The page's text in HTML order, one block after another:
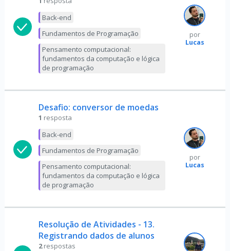
Back-end
Fundamentos de Programação
Pensamento computacional:
fundamentos da computação e lógica
de programação
por
Lucas
Desafio: conversor de moedas
1 resposta
Back-end
Fundamentos de Programação
Pensamento computacional:
fundamentos da computação e lógica
de programação
por
Lucas
Resolução de Atividades - 13.
Registrando dados de alunos
2 respostas